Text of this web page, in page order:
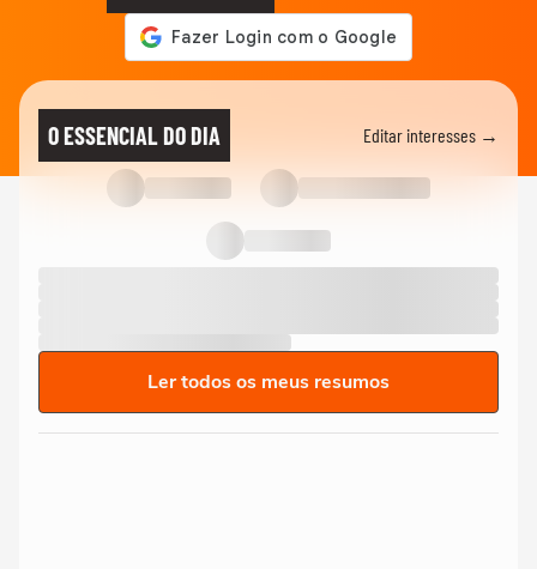
O ESSENCIAL DO DIA Editar interesses →
Ler todos os meus resumos